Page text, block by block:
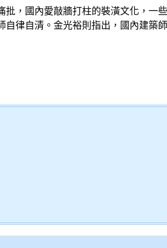
，國內愛敲牆打柱的裝潢文化，一
律自清。金光裕則指出，國內建築